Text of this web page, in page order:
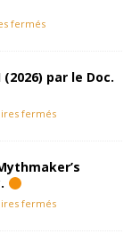
fermés
par le Doc.
fermés
fermés